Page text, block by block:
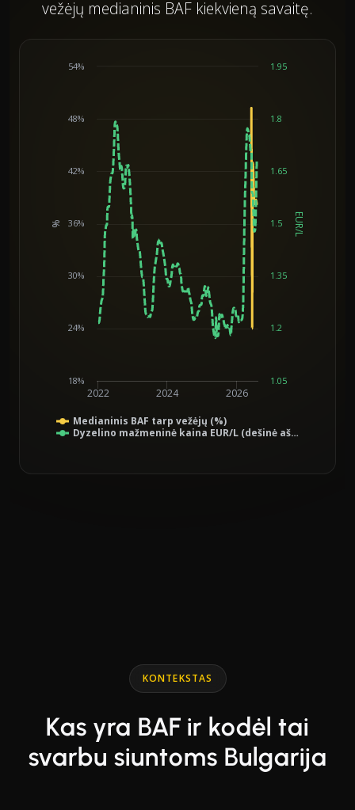
vežėjų medianinis BAF kiekvieną savaitę.
Line chart with 2 lines.
% EUR/L
Medianinis BAF tarp vežėjų (%)
Dyzelino mažmeninė kaina EUR/L (dešinė aš…
2022 2024 2026
18%
24%
30%
36%
42%
48%
54%
1.05
1.2
1.35
1.5
1.65
1.8
1.95
KONTEKSTAS
Kas yra BAF ir kodėl tai
svarbu siuntoms Bulgarija